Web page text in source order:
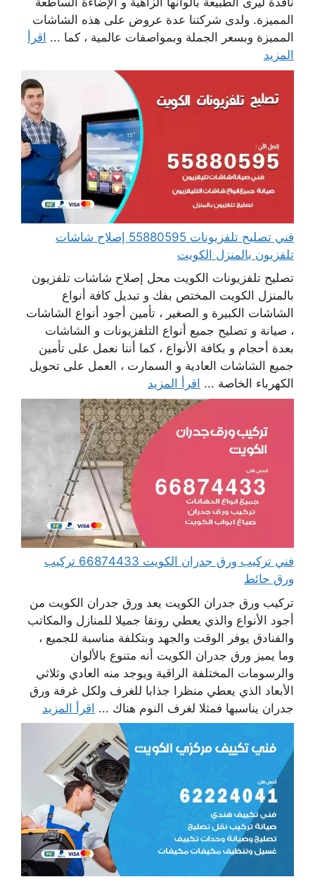
المميزة. ولدى شركتنا عدة عروض على هذه الشاشات
المميزة وبسعر الجملة وبمواصفات عالمية ، كما ... اقرأ
المزيد
فني تصليح تلفزيونات 55880595 إصلاح شاشات
تلفزيون بالمنزل الكويت
تصليح تلفزيونات الكويت محل إصلاح شاشات تلفزيون
بالمنزل الكويت المختص بفك و تبديل كافة أنواع
الشاشات الكبيرة و الصغير ، تأمين أجود أنواع الشاشات
، صيانة و تصليح جميع أنواع التلفزيونات و الشاشات
بعدة أحجام و بكافة الأنواع ، كما أننا نعمل على تأمين
جميع الشاشات العادية و السمارت ، العمل على تحويل
الكهرباء الخاصة ... اقرأ المزيد
فني تركيب ورق جدران الكويت 66874433 تركيب
ورق حائط
تركيب ورق جدران الكويت يعد ورق جدران الكويت من
أجود الأنواع والذي يعطي رونقا جميلا للمنازل والمكاتب
والفنادق يوفر الوقت والجهد وبتكلفة مناسبة للجميع ،
وما يميز ورق جدران الكويت أنه متنوع بالألوان
والرسومات المختلفة الراقية ويوجد منه العادي وثلاثي
الأبعاد الذي يعطي منظرا جذابا للغرف ولكل غرفة ورق
جدران يناسبها فمثلا لغرف النوم هناك ... اقرأ المزيد